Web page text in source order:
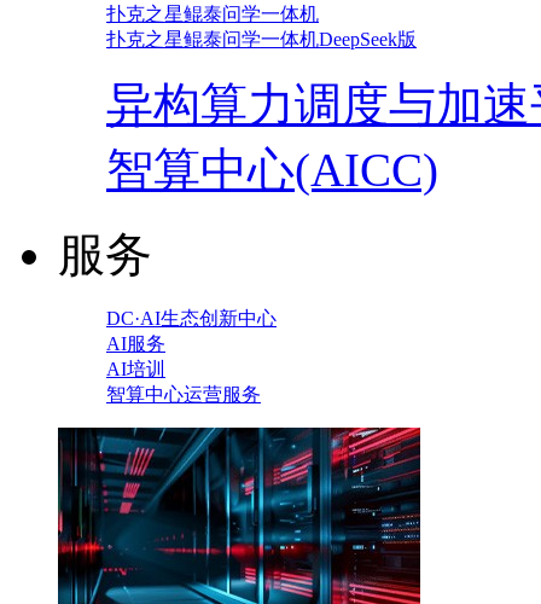
扑克之星鲲泰问学一体机
扑克之星鲲泰问学一体机DeepSeek版
异构算力调度与加
智算中心(AICC)
服务
DC·AI生态创新中心
AI服务
AI培训
智算中心运营服务